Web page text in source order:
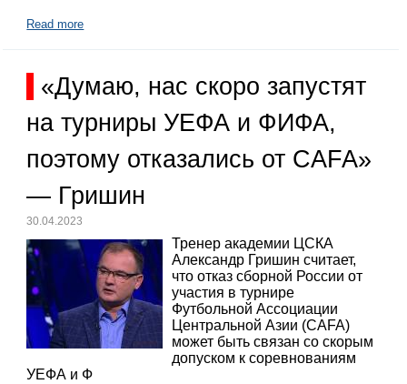
Read more
«Думаю, нас скоро запустят
на турниры УЕФА и ФИФА,
поэтому отказались от CAFA»
— Гришин
30.04.2023
Тренер академии ЦСКА
Александр Гришин считает,
что отказ сборной России от
участия в турнире
Футбольной Ассоциации
Центральной Азии (CAFA)
может быть связан со скорым
допуском к соревнованиям
УЕФА и Ф